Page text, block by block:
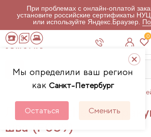
При проблемах с онлайн-оплатой
установите российские сертификаты
или используйте Яндекс.Браузер.
Мы определили ваш регион
как Санкт-Петербург
Остаться Сменить
0
Аксессуары для
Лапка Brother для
шва (F039)